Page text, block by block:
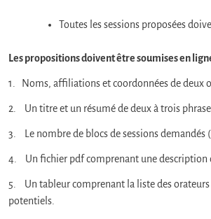
Toutes les sessions proposées
Les propositions doivent être soumises en
1. Noms, affiliations et coordonnées de deux
2. Un titre et un résumé de deux à trois
3. Le nombre de blocs de sessions demandés
4. Un fichier pdf comprenant une description
5. Un tableur comprenant la liste des orateurs
potentiels.